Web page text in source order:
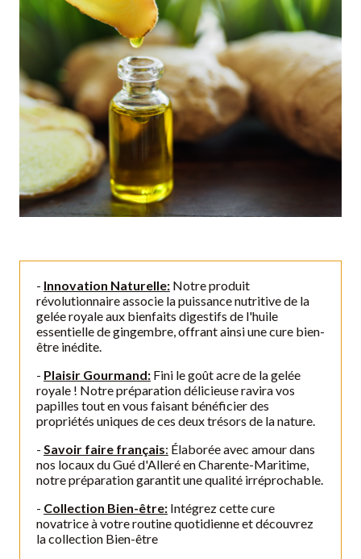
- Innovation Naturelle: Notre produit
révolutionnaire associe la puissance nutritive de la
gelée royale aux bienfaits digestifs de l'huile
essentielle de gingembre, offrant ainsi une cure bien-
être inédite.
- Plaisir Gourmand: Fini le goût acre de la gelée
royale ! Notre préparation délicieuse ravira vos
papilles tout en vous faisant bénéficier des
propriétés uniques de ces deux trésors de la nature.
- Savoir faire français: Élaborée avec amour dans
nos locaux du Gué d'Alleré en Charente-Maritime,
notre préparation garantit une qualité irréprochable.
- Collection Bien-être: Intégrez cette cure
novatrice à votre routine quotidienne et découvrez
la collection Bien-être